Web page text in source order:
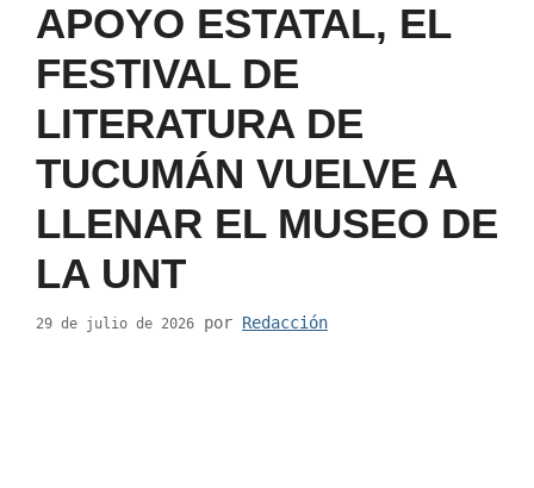
APOYO ESTATAL, EL
FESTIVAL DE
LITERATURA DE
TUCUMÁN VUELVE A
LLENAR EL MUSEO DE
LA UNT
29 de julio de 2026 por Redacción